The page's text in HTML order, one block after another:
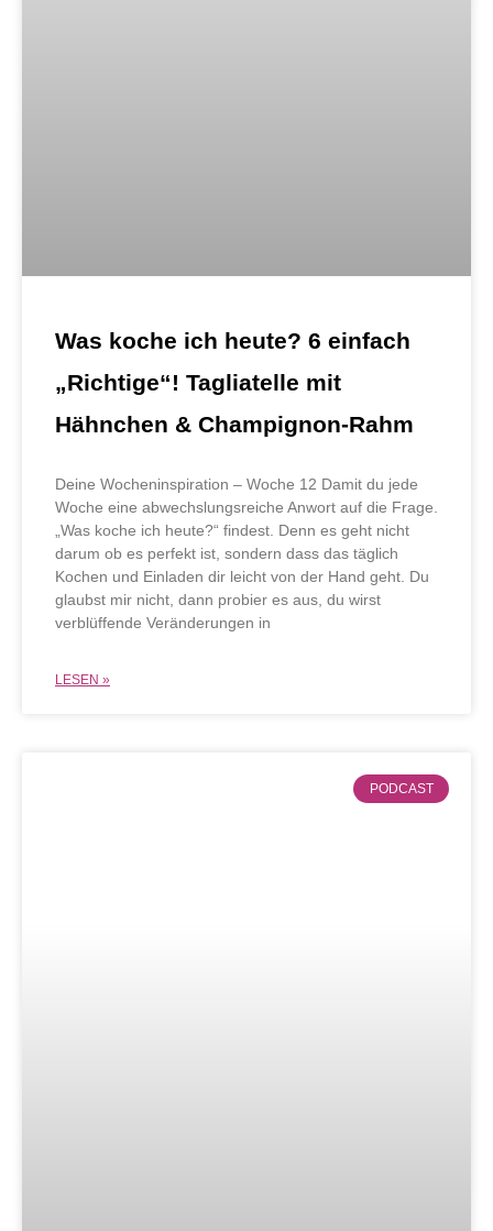
Was koche ich heute? 6 einfach
„Richtige“! Tagliatelle mit
Hähnchen & Champignon-Rahm
Deine Wocheninspiration – Woche 12 Damit du jede
Woche eine abwechslungsreiche Anwort auf die Frage.
„Was koche ich heute?“ findest. Denn es geht nicht
darum ob es perfekt ist, sondern dass das täglich
Kochen und Einladen dir leicht von der Hand geht. Du
glaubst mir nicht, dann probier es aus, du wirst
verblüffende Veränderungen in
LESEN »
PODCAST